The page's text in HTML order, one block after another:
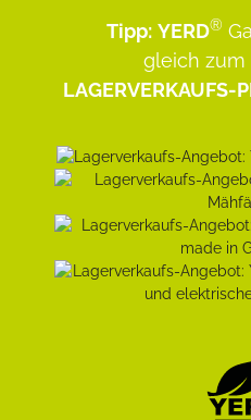
Tipp: YERD®
gleich zum
LAGERVERKAUFS-